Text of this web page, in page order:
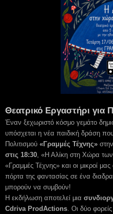
Θεατρικό Εργαστήρι για
Έναν ξεχωριστό κόσμο γεμάτο
υπόσχεται η νέα παιδική δράση
Πολιτισμού «Γραμμές Τέχνης»
στις 18:30, «Η Αλίκη στη Χώρα των
«Γραμμές Τέχνης» και οι μικροί
πόρτα της φαντασίας σε ένα
μπορούν να συμβούν!
Η εκδήλωση αποτελεί μια
Cdriva ProdActions. Οι δύο